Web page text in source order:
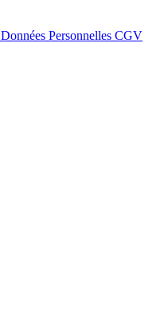
Données Personnelles CGV